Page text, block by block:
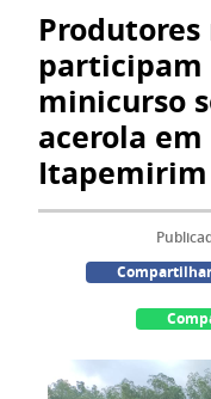
participam
minicurso
acerola em
Itapemirim
Compartilhar